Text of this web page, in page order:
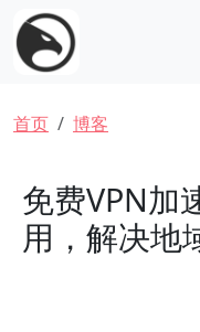
跳转到主要内容
面包屑
首页 博客
免费VPN加
用，解决地